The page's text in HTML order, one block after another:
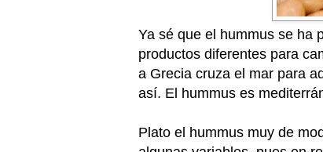
Ya sé que el hummus se ha
productos diferentes para
a Grecia cruza el mar para
así. El hummus es
Plato el hummus muy de